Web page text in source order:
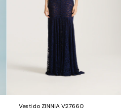
Vestido ZINNIA V27660